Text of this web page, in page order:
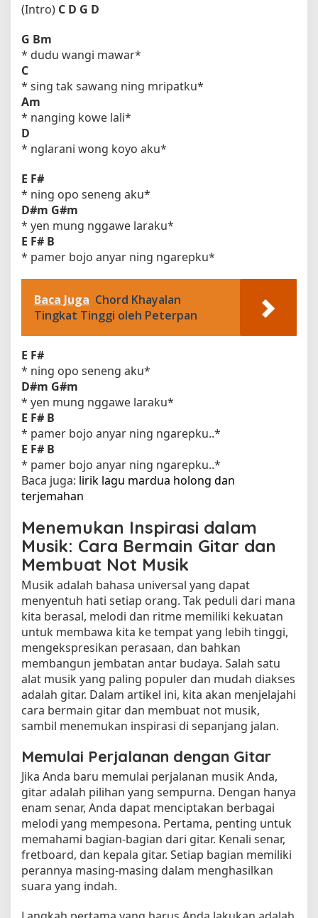
(Intro) C D G D
G Bm
* dudu wangi mawar*
C
* sing tak sawang ning mripatku*
Am
* nanging kowe lali*
D
* nglarani wong koyo aku*
E F#
* ning opo seneng aku*
D#m G#m
* yen mung nggawe laraku*
E F# B
* pamer bojo anyar ning ngarepku*
Baca Juga Chord Khayalan
Tingkat Tinggi oleh Peterpan
E F#
* ning opo seneng aku*
D#m G#m
* yen mung nggawe laraku*
E F# B
* pamer bojo anyar ning ngarepku..*
E F# B
* pamer bojo anyar ning ngarepku..*
Baca juga: lirik lagu mardua holong dan
terjemahan​
Menemukan Inspirasi dalam
Musik: Cara Bermain Gitar dan
Membuat Not Musik
Musik adalah bahasa universal yang dapat
menyentuh hati setiap orang. Tak peduli dari mana
kita berasal, melodi dan ritme memiliki kekuatan
untuk membawa kita ke tempat yang lebih tinggi,
mengekspresikan perasaan, dan bahkan
membangun jembatan antar budaya. Salah satu
alat musik yang paling populer dan mudah diakses
adalah gitar. Dalam artikel ini, kita akan menjelajahi
cara bermain gitar dan membuat not musik,
sambil menemukan inspirasi di sepanjang jalan.
Memulai Perjalanan dengan Gitar
Jika Anda baru memulai perjalanan musik Anda,
gitar adalah pilihan yang sempurna. Dengan hanya
enam senar, Anda dapat menciptakan berbagai
melodi yang mempesona. Pertama, penting untuk
memahami bagian-bagian dari gitar. Kenali senar,
fretboard, dan kepala gitar. Setiap bagian memiliki
perannya masing-masing dalam menghasilkan
suara yang indah.